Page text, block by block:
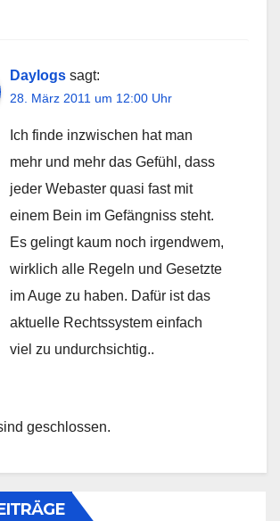
Daylogs sagt:
28. März 2011 um 12:00 Uhr
Ich finde inzwischen hat man
mehr und mehr das Gefühl, dass
jeder Webaster quasi fast mit
einem Bein im Gefängniss steht.
Es gelingt kaum noch irgendwem,
wirklich alle Regeln und Gesetzte
im Auge zu haben. Dafür ist das
aktuelle Rechtssystem einfach
viel zu undurchsichtig..
geschlossen.